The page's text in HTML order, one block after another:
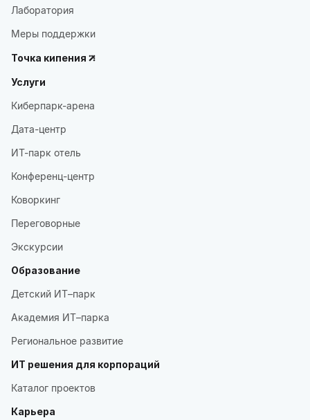
Лаборатория
Меры поддержки
Точка кипения
Услуги
Киберпарк-арена
Дата-центр
ИТ-парк отель
Конференц-центр
Коворкинг
Переговорные
Экскурсии
Образование
Детский ИТ–парк
Академия ИТ–парка
Региональное развитие
ИТ решения для корпораций
Каталог проектов
Карьера